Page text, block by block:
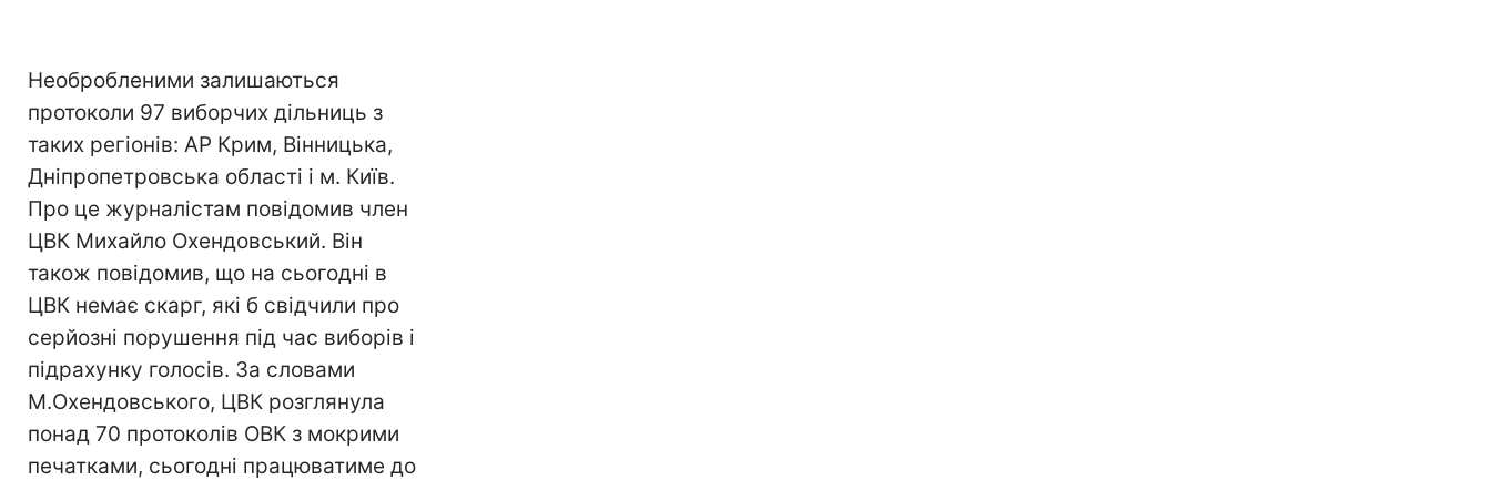
Необробленими залишаються
протоколи 97 виборчих дільниць з
таких регіонів: АР Крим, Вінницька,
Дніпропетровська області і м. Київ.
Про це журналістам повідомив член
ЦВК Михайло Охендовський. Він
також повідомив, що на сьогодні в
ЦВК немає скарг, які б свідчили про
серйозні порушення під час виборів і
підрахунку голосів. За словами
М.Охендовського, ЦВК розглянула
понад 70 протоколів ОВК з мокрими
печатками, сьогодні працюватиме до